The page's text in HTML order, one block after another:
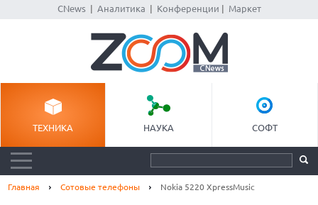
CNews| Аналитика Конференции Маркет
ТЕХНИКА НАУКА СОФТ
Главная Сотовые телефоны Nokia 5220 XpressMusic